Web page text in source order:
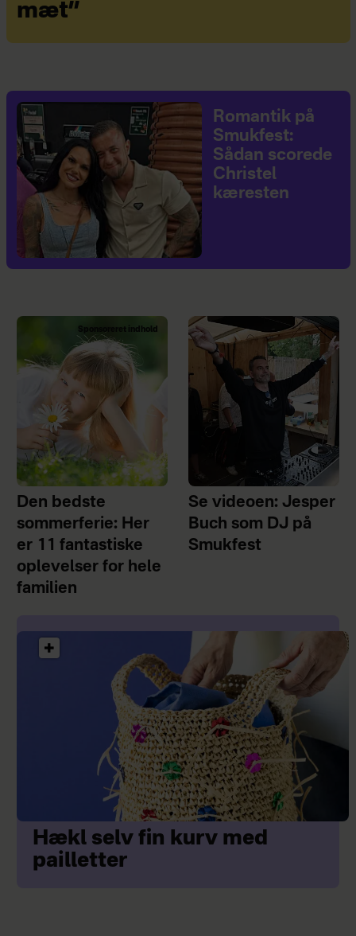
mæt”
Romantik på
Smukfest:
Sådan scorede
Christel
kæresten
Sponsoreret indhold
Den bedste
sommerferie: Her
er 11 fantastiske
oplevelser for hele
familien
Se videoen: Jesper
Buch som DJ på
Smukfest
Hækl selv fin kurv med
pailletter